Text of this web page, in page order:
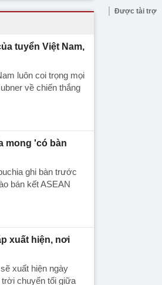
tuyển Việt Nam,
luôn coi trọng mọi
về chiến thắng
mong 'có bàn
ghi bàn trước
bán kết ASEAN
xuất hiện, nơi
xuất hiện ngày
chuyển tối giữa
Được tài trợ